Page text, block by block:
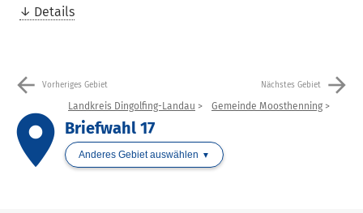
Details
arrow_back Vorheriges Gebiet Nächstes Gebiet arrow_forward
place
Landkreis Dingolfing-Landau Gemeinde Moosthenning
Briefwahl 17
Anderes Gebiet auswählen